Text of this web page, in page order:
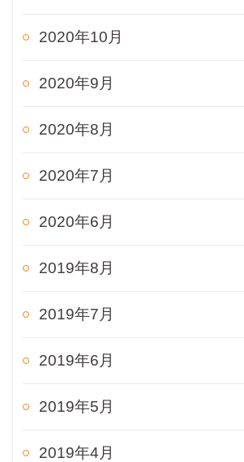
2020年10月
2020年9月
2020年8月
2020年7月
2020年6月
2019年8月
2019年7月
2019年6月
2019年5月
2019年4月